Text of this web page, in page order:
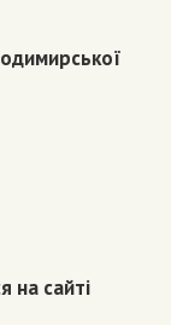
на сайті